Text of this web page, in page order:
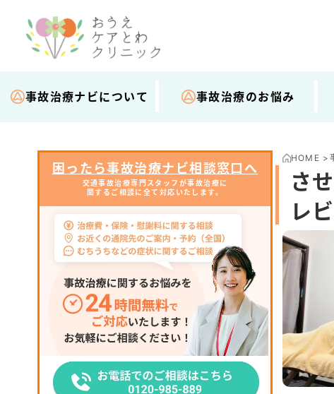
事故治療ナビについて 事故治療のお悩み
HOME >
さ
レ
困ったら事故治療ナビ相談窓口へ
交通事故治療専門スタッフが事故治療に
関するご相談に全て対応いたします。